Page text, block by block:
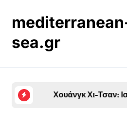
content
sea.gr
Χουάνγκ Χι-Τσαν: